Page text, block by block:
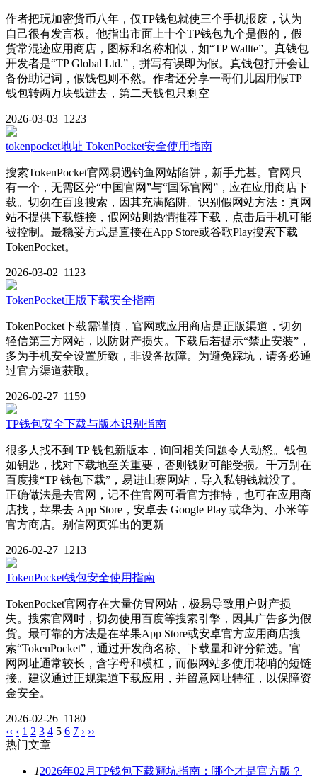
作者把玩加密货币八年，仅TP钱包就使三个手机报废，认为
自己很有发言权。他指出市面上十个TP钱包九个是假的，假
货常混迹应用商店，图标和名称相似，如“TP Wallte”。真钱包
开发者是“TP Global Ltd.”，拼写有误即为假。真钱包打开会让
备份助记词，假钱包则不然。作者还分享一哥们儿因用假TP
钱包转两万块钱进去，第二天钱包只剩空
2026-03-03 1223
tokenpocket地址 TokenPocket安全使用指南
搜索TokenPocket官网易遇钓鱼网站陷阱，新手尤甚。官网只
有一个，无需区分“中国官网”与“国际官网”，应在应用商店下
载。切勿在百度搜索，因其充满陷阱。识别假网站方法：真网
站不提供下载链接，假网站则热情推荐下载，点击后手机可能
被控制。最稳妥方式是直接在App Store或谷歌Play搜索下载
TokenPocket。
2026-03-02 1123
TokenPocket正版下载安全指南
TokenPocket下载需谨慎，官网或应用商店是正版渠道，切勿
轻信第三方网站，以防财产损失。下载后若提示“禁止安装”，
多为手机安全设置所致，非设备故障。为避免踩坑，请务必通
过官方渠道获取。
2026-02-27 1159
TP钱包安全下载与版本识别指南
很多人找不到 TP 钱包新版本，询问相关问题令人动怒。钱包
如钥匙，找对下载地至关重要，否则钱财可能受损。千万别在
百度搜“TP 钱包下载”，易进山寨网站，导入私钥钱就没了。
正确做法是去官网，记不住官网可看官方推特，也可在应用商
店找，苹果去 App Store，安卓去 Google Play 或华为、小米等
官方商店。别信网页弹出的更新
2026-02-27 1213
TokenPocket钱包安全使用指南
TokenPocket官网存在大量仿冒网站，极易导致用户财产损
失。搜索官网时，切勿使用百度等搜索引擎，因其广告多为假
货。最可靠的方法是在苹果App Store或安卓官方应用商店搜
索“TokenPocket”，通过开发商名称、下载量和评分筛选。官
网网址通常较长，含字母和横杠，而假网站多使用花哨的短链
接。建议通过正规渠道下载应用，并留意网址特征，以保障资
金安全。
2026-02-26 1180
‹‹ ‹ 1 2 3 4 5 6 7 › ››
热门文章
12026年02月TP钱包下载避坑指南：哪个才是官方版？